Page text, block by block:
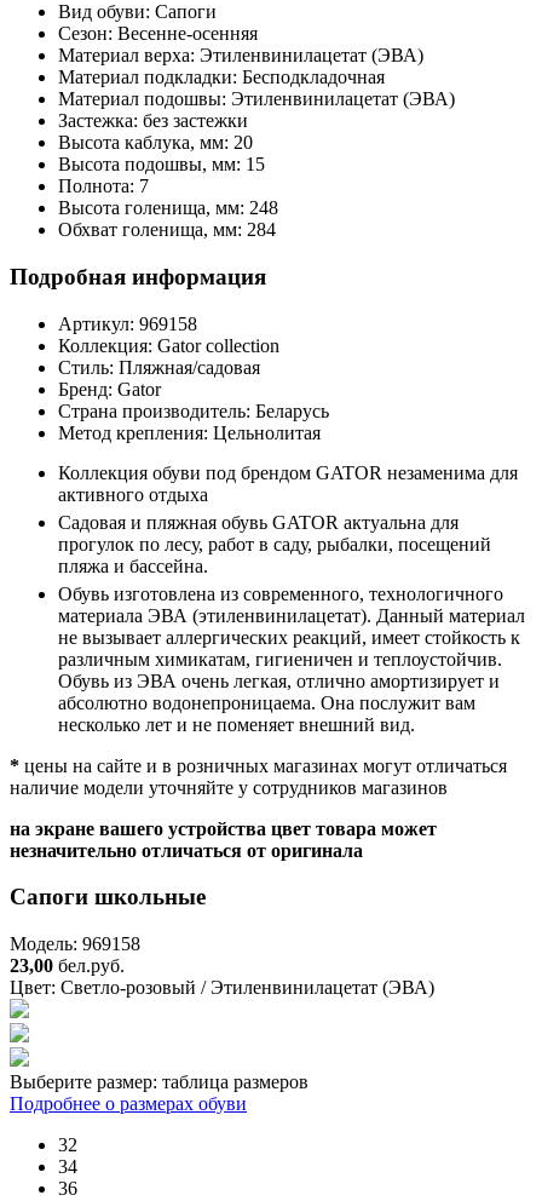
Вид обуви: Сапоги
Сезон: Весенне-осенняя
Материал верха: Этиленвинилацетат (ЭВА)
Материал подкладки: Бесподкладочная
Материал подошвы: Этиленвинилацетат (ЭВА)
Застежка: без застежки
Высота каблука, мм: 20
Высота подошвы, мм: 15
Полнота: 7
Высота голенища, мм: 248
Обхват голенища, мм: 284
Подробная информация
Артикул: 969158
Коллекция: Gator collection
Стиль: Пляжная/садовая
Бренд: Gator
Страна производитель: Беларусь
Метод крепления: Цельнолитая
Коллекция обуви под брендом GATOR незаменима для
активного отдыха
Садовая и пляжная обувь GATOR актуальна для
прогулок по лесу, работ в саду, рыбалки, посещений
пляжа и бассейна.
Обувь изготовлена из современного, технологичного
материала ЭВА (этиленвинилацетат). Данный материал
не вызывает аллергических реакций, имеет стойкость к
различным химикатам, гигиеничен и теплоустойчив.
Обувь из ЭВА очень легкая, отлично амортизирует и
абсолютно водонепроницаема. Она послужит вам
несколько лет и не поменяет внешний вид.
* цены на сайте и в розничных магазинах могут отличаться
наличие модели уточняйте у сотрудников магазинов
на экране вашего устройства цвет товара может
незначительно отличаться от оригинала
Сапоги школьные
Модель: 969158
23,00 бел.руб.
Цвет: Светло-розовый / Этиленвинилацетат (ЭВА)
Выберите размер: таблица размеров
Подробнее о размерах обуви
32
34
36